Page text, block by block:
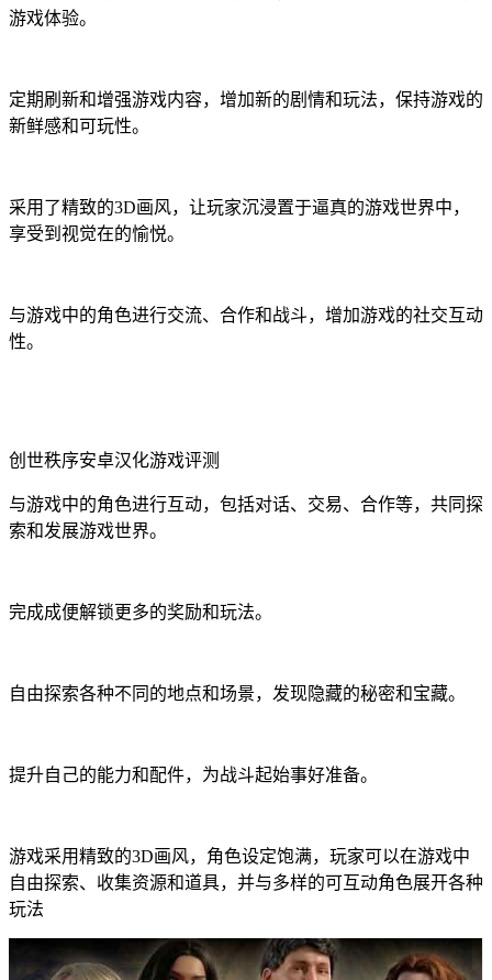
游戏体验。
定期刷新和增强游戏内容，增加新的剧情和玩法，保持游戏的
新鲜感和可玩性。
采用了精致的3D画风，让玩家沉浸置于逼真的游戏世界中，
享受到视觉在的愉悦。
与游戏中的角色进行交流、合作和战斗，增加游戏的社交互动
性。
创世秩序安卓汉化游戏评测
与游戏中的角色进行互动，包括对话、交易、合作等，共同探
索和发展游戏世界。
完成成便解锁更多的奖励和玩法。
自由探索各种不同的地点和场景，发现隐藏的秘密和宝藏。
提升自己的能力和配件，为战斗起始事好准备。
游戏采用精致的3D画风，角色设定饱满，玩家可以在游戏中
自由探索、收集资源和道具，并与多样的可互动角色展开各种
玩法